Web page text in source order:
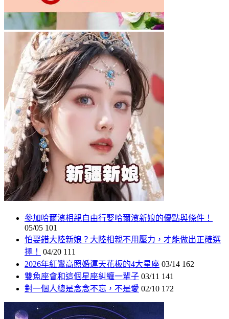
參加哈爾濱相親自由行娶哈爾濱新娘的優點與條件！
05/05 101
怕娶錯大陸新娘？大陸相親不用壓力，才能做出正確選
擇！
04/20 111
2026年紅鸞高照婚運天花板的4大星座 03/14 162
雙魚座會和這個星座糾纏一輩子 03/11 141
對一個人總是念念不忘，不是愛 02/10 172